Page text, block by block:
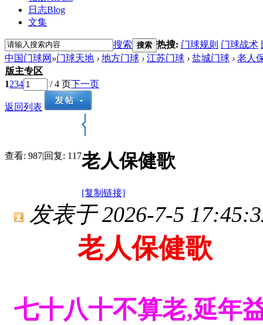
日志Blog
文集
搜索 搜索 热搜: 门球规则 门球战术
中国门球网 »门球天地 › 地方门球 › 江苏门球 › 盐城门球 › 老人
版主专区
1234 / 4 页下一页
返回列表
查看: 987|回复: 117老人保健歌
[复制链接]
发表于 2026-7-5
老人保健歌
七十八十不算老,延年